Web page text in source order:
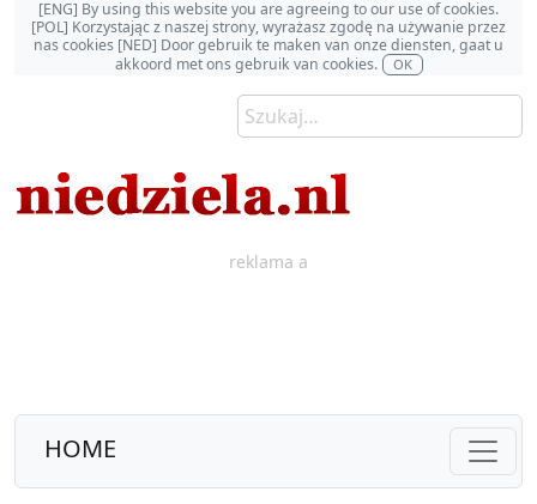
[ENG] By using this website you are agreeing to our use of cookies.
[POL] Korzystając z naszej strony, wyrażasz zgodę na używanie przez
nas cookies [NED] Door gebruik te maken van onze diensten, gaat u
akkoord met ons gebruik van cookies.
OK
reklama a
HOME